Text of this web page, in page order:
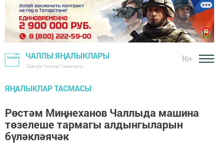
ЧАЛЛЫ ЯҢАЛЫКЛАРЫ
"Шәһри Чаллы" газетасы
16+
ЯҢАЛЫКЛАР ТАСМАСЫ
Рөстәм Миңнеханов Чаллыда машина
төзелеше тармагы алдынгыларын
бүләкләячәк